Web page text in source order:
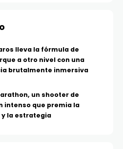
lleva la fórmula de
a otro nivel con una
brutalmente inmersiva
un shooter de
intenso que premia la
y la estrategia